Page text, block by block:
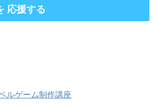
応援する
ルゲーム制作講座